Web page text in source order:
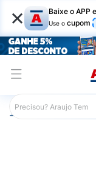
× Baixe o APP
Use o cupom
Araujo